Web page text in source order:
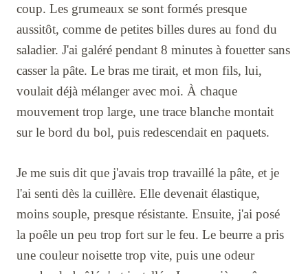
coup. Les grumeaux se sont formés presque
aussitôt, comme de petites billes dures au fond du
saladier. J'ai galéré pendant 8 minutes à fouetter sans
casser la pâte. Le bras me tirait, et mon fils, lui,
voulait déjà mélanger avec moi. À chaque
mouvement trop large, une trace blanche montait
sur le bord du bol, puis redescendait en paquets.
Je me suis dit que j'avais trop travaillé la pâte, et je
l'ai senti dès la cuillère. Elle devenait élastique,
moins souple, presque résistante. Ensuite, j'ai posé
la poêle un peu trop fort sur le feu. Le beurre a pris
une couleur noisette trop vite, puis une odeur